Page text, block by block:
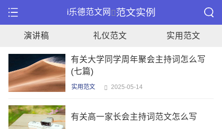
i乐德范文网 范文实例
演讲稿 礼仪范文 实用范文
有关大学同学周年聚会主持词怎么写
(七篇)
实用范文 2025-05-14
有关高一家长会主持词范文怎么写